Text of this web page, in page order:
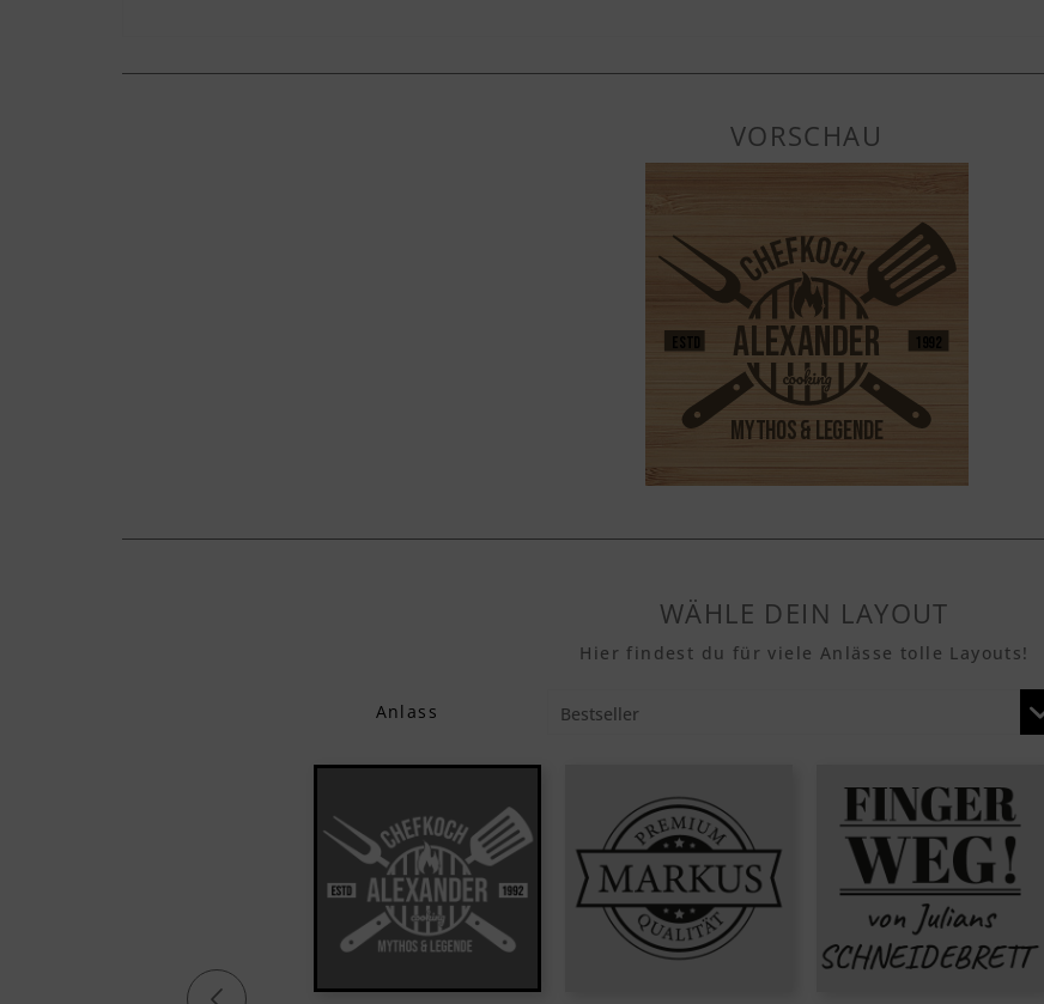
VORSCHAU
WÄHLE DEIN LAYOUT
Hier findest du für viele Anlässe tolle Layouts!
Anlass